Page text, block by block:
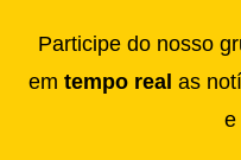
Participe do nosso
em tempo real as
e